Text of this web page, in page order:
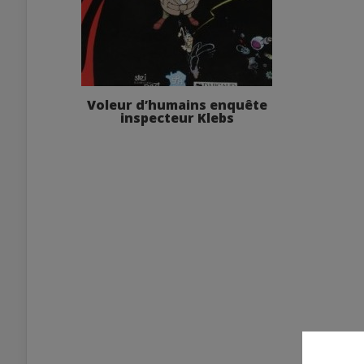
Voleur d’humains enquête
inspecteur Klebs